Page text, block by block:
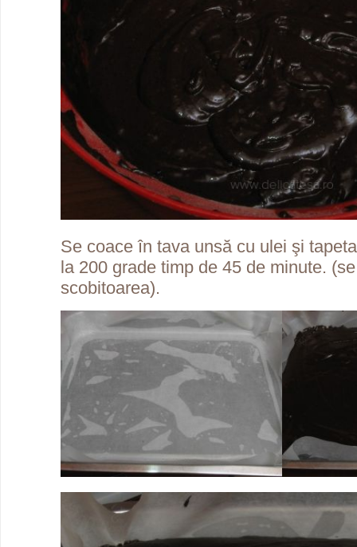
Se coace în tava unsă cu ulei şi
la 200 grade timp de 45 de minute.
scobitoarea).